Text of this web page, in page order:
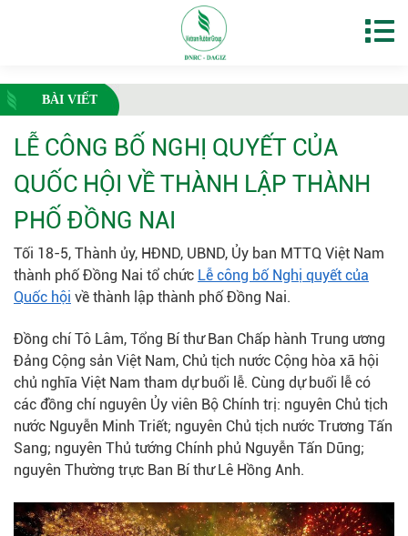
BÀI VIẾT
LỄ CÔNG BỐ NGHỊ QUYẾT CỦA
QUỐC HỘI VỀ THÀNH LẬP THÀNH
PHỐ ĐỒNG NAI
Tối 18-5, Thành ủy, HĐND, UBND, Ủy ban MTTQ Việt Nam
thành phố Đồng Nai tổ chức Lễ công bố Nghị quyết của
Quốc hội về thành lập thành phố Đồng Nai.
Đồng chí Tô Lâm, Tổng Bí thư Ban Chấp hành Trung ương
Đảng Cộng sản Việt Nam, Chủ tịch nước Cộng hòa xã hội
chủ nghĩa Việt Nam tham dự buổi lễ. Cùng dự buổi lễ có
các đồng chí nguyên Ủy viên Bộ Chính trị: nguyên Chủ tịch
nước Nguyễn Minh Triết; nguyên Chủ tịch nước Trương Tấn
Sang; nguyên Thủ tướng Chính phủ Nguyễn Tấn Dũng;
nguyên Thường trực Ban Bí thư Lê Hồng Anh.